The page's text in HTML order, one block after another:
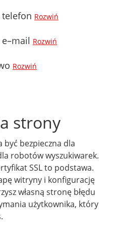
Rozwiń
Rozwiń
Rozwiń
strony
bezpieczna dla
robotów wyszukiwarek.
SSL to podstawa.
witryny i konfigurację
własną stronę błędu
użytkownika, który